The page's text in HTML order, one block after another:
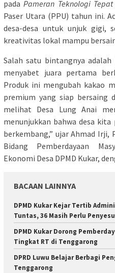
padaPameran Teknologi Tepat
Paser Utara (PPU) tahun ini.
desa-desa untuk unjuk gigi,
kreativitas lokal mampu
Salah satu bintangnya
menyabet juara pertama
Produk ini mengubah kakao
premium yang siap bersaing
melihat Desa Lung Anai
menunjukkan bahwa desa
berkembang,” ujar Ahmad Irji,
Bidang Pemberdayaan
Ekonomi Desa DPMD Kukar,
BACAAN LAINNYA
DPMD Kukar Kejar Tertib
Tuntas, 36 Masih Perlu
DPMD Kukar Dorong
Tingkat RT di Tenggarong
DPRD Luwu Belajar Berbagi
Tenggarong